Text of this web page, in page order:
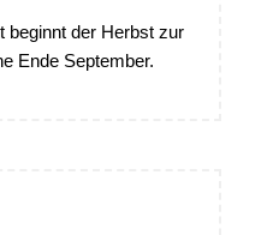
beginnt der Herbst zur
Ende September.